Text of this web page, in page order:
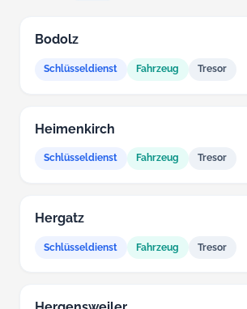
Bodolz
Schlüsseldienst Fahrzeug Tresor
Heimenkirch
Schlüsseldienst Fahrzeug Tresor
Hergatz
Schlüsseldienst Fahrzeug Tresor